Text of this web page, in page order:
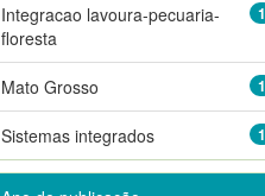
1
Integracao lavoura-pecuaria-
floresta
1
Mato Grosso
1
Sistemas integrados